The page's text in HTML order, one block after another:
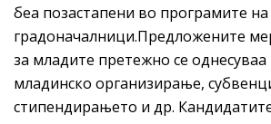
беа позастапени во програмите
градоначалници.Предложените
за младите претежно се
младинско организирање,
стипендирањето и др.